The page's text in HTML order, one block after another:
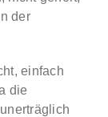
der
einfach
die